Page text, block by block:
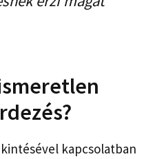
kapcsolatban